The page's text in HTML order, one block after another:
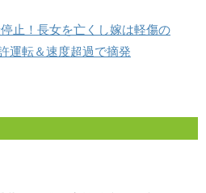
停止！長女を亡くし嫁は軽傷の
運転＆速度超過で摘発